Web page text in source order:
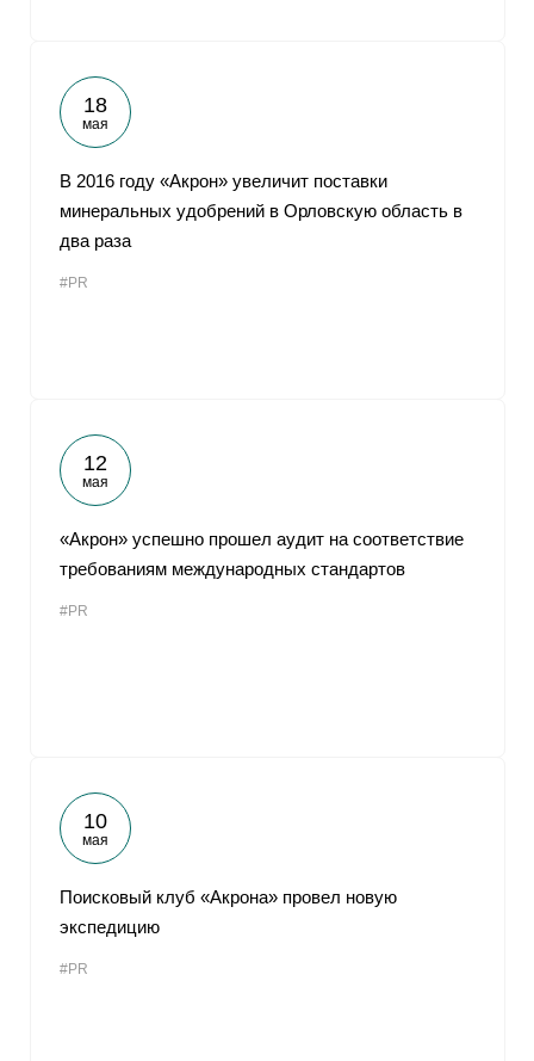
18
мая
В 2016 году «Акрон» увеличит поставки
минеральных удобрений в Орловскую область в
два раза
#PR
12
мая
«Акрон» успешно прошел аудит на соответствие
требованиям международных стандартов
#PR
10
мая
Поисковый клуб «Акрона» провел новую
экспедицию
#PR